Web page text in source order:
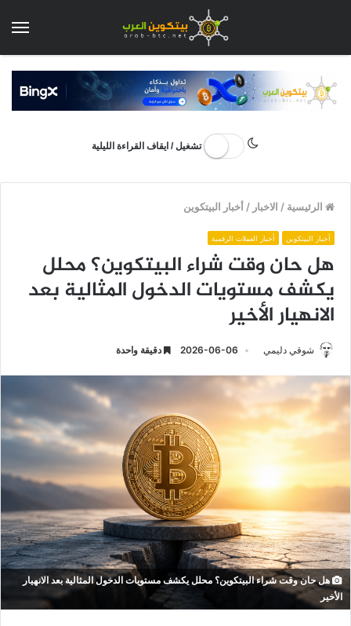
تشغيل / ايقاف القراءة الليلية
الرئيسية / الاخبار /أخبار البيتكوين
أخبار البيتكوين أخبار العملات الرقمية
هل حان وقت شراء البيتكوين؟ محلل
يكشف مستويات الدخول المثالية بعد
الانهيار الأخير
شوقي دليمي 2026-06-06 دقيقة واحدة
هل حان وقت شراء البيتكوين؟ محلل يكشف مستويات الدخول المثالية بعد الانهيار
الأخير